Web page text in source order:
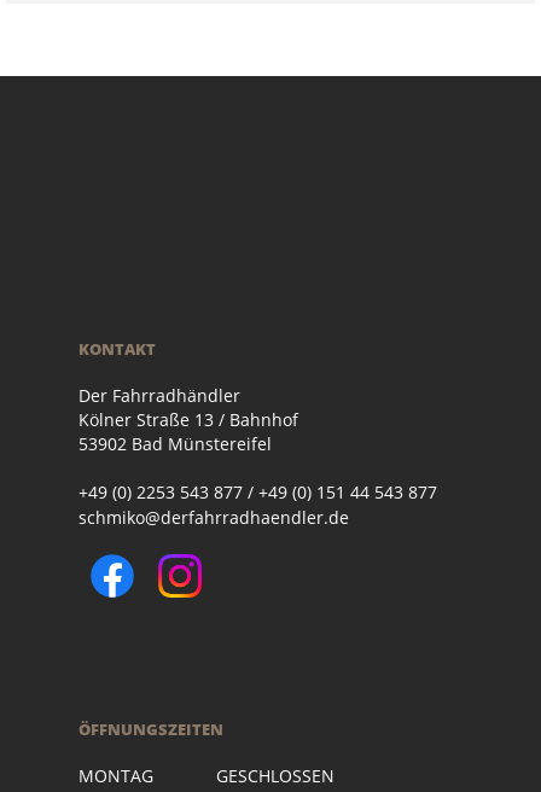
KONTAKT
Der Fahrradhändler
Kölner Straße 13 / Bahnhof
53902 Bad Münstereifel
+49 (0) 2253 543 877 / +49 (0) 151 44 543 877
schmiko@derfahrradhaendler.de
ÖFFNUNGSZEITEN
MONTAG GESCHLOSSEN